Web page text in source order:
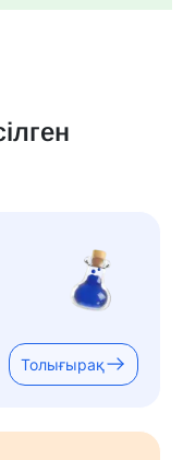
Толығырақ